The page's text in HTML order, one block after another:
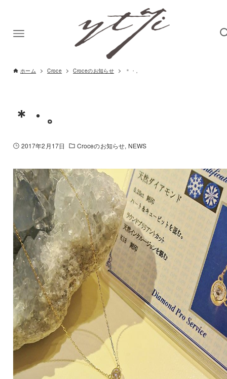
ホーム Croce Croceのお知らせ ＊・。
＊・。
2017年2月17日 Croceのお知らせ NEWS